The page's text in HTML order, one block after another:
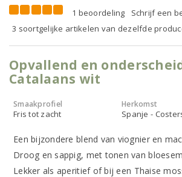
1 beoordeling
Schrijf een
3 soortgelijke artikelen van dezelfde
Opvallend en
Catalaans wit
Smaakprofiel
Fris tot zacht
Herkomst
Spanje -
Een bijzondere blend van viognier en
Droog en sappig, met tonen van
Lekker als aperitief of bij een Thaise